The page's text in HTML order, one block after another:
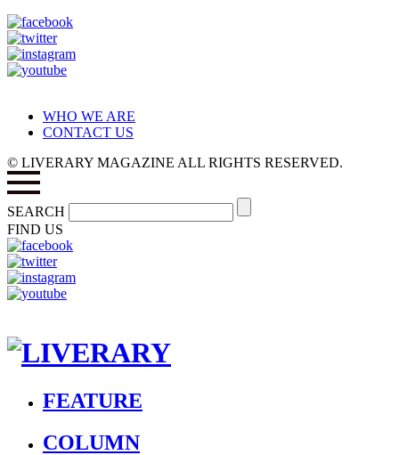
WHO WE ARE
CONTACT US
© LIVERARY MAGAZINE ALL RIGHTS RESERVED.
SEARCH
FIND US
FEATURE
COLUMN